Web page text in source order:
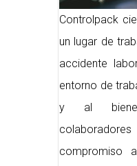
Controlpack
un lugar de
accidente
entorno de
y al
compromiso